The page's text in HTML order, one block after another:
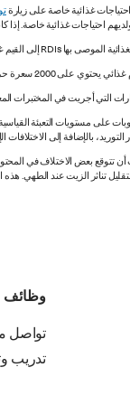
غذائية خاصة على زيارة
احتياجات غذائية خاصة.
التي أجريت في المختبرات
على مستويات التعبئة
بالإضافة إلى الاختلافات
أن تتوقع بعض الاختلاف في
عند الطهي. هذه المعلومات صحيحة
وظائف
تواصل
تدريب